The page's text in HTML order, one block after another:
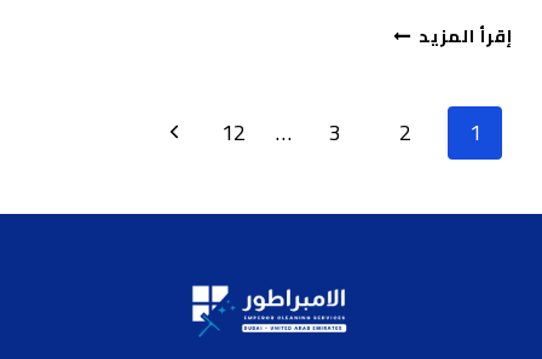
إقرأ المزيدشركة
المعلا
تنقل
الصفحة
1
2
3
…
12
الصفحة